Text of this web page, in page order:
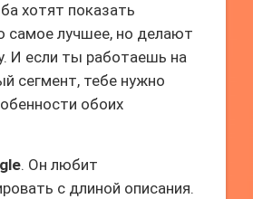
хотят показать
самое лучшее, но делают
И если ты работаешь на
сегмент, тебе нужно
обоих
. Он любит
с длиной описания.